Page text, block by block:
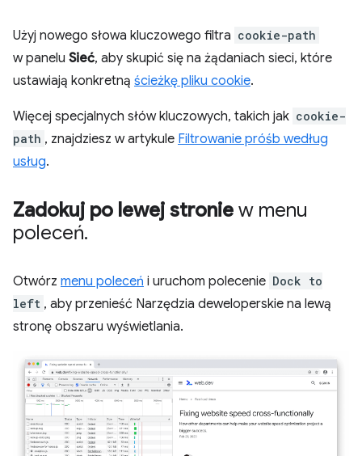
Użyj nowego słowa kluczowego filtra cookie-path
w panelu Sieć, aby skupić się na żądaniach sieci, które
ustawiają konkretną ścieżkę pliku cookie.
Więcej specjalnych słów kluczowych, takich jak cookie-
path , znajdziesz w artykule Filtrowanie próśb według
usług.
Zadokuj po lewej stronie w menu
poleceń.
Otwórz menu poleceń i uruchom polecenie Dock to
left , aby przenieść Narzędzia deweloperskie na lewą
stronę obszaru wyświetlania.